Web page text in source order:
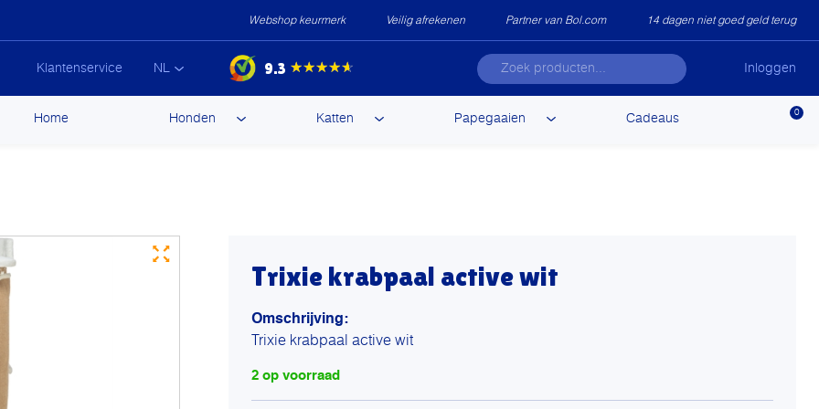
Webshop keurmerk Veilig afrekenen Partner van Bol.com 14 dagen niet goed geld terug
Klantenservice NL 9.3 ★★★★★ Inloggen
Home Honden Katten Papegaaien Cadeaus 0
Trixie krabpaal active wit
Omschrijving:
Trixie krabpaal active wit
2 op voorraad